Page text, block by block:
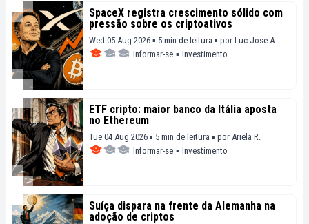
SpaceX registra crescimento sólido com
pressão sobre os criptoativos
Wed 05 Aug 2026 ▪ 5 min de leitura ▪ por Luc Jose A.
Informar-se ▪ Investimento
ETF cripto: maior banco da Itália aposta
no Ethereum
Tue 04 Aug 2026 ▪ 5 min de leitura ▪ por Ariela R.
Informar-se ▪ Investimento
Suíça dispara na frente da Alemanha na
adoção de criptos